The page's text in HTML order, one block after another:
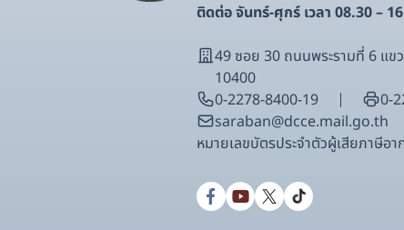
ติดต่อ จันทร์-ศุกร์ เวลา 08.30 –
49 ซอย 30 ถนนพระรามที่ 6 แ
10400
0-2278-8400-19
0-
saraban@dcce.mail.go.th
หมายเลขบัตรประจําตัวผู้เสียภาษีอ